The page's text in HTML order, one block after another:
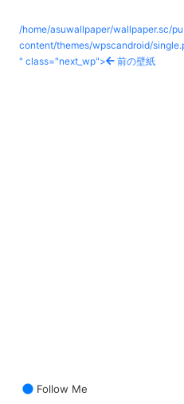
/home/asuwallpaper/wallpaper.sc/
content/themes/wpscandroid/
" class="next_wp">
前の壁紙
Follow Me